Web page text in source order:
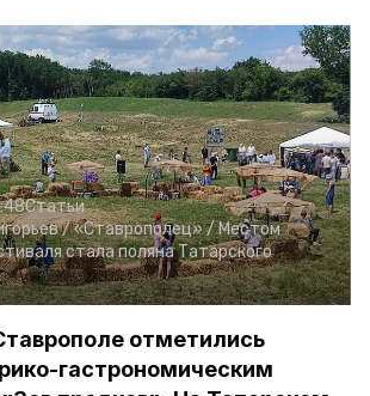
Статьи
/«Ставрополец» /Местом
стала поляна Татарского
отметились
гастрономическим